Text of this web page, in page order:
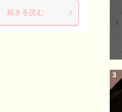
続きを読む